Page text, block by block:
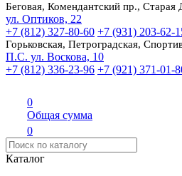
Беговая, Комендантский пр., Старая
ул. Оптиков, 22
+7 (812) 327-80-60 +7 (931) 203-62-
Горьковская, Петроградская,
П.С. ул. Воскова, 10
+7 (812) 336-23-96 +7 (921) 371-01-
0
Общая сумма
0
Каталог